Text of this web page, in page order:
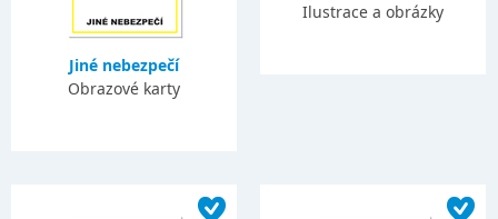
Jiné nebezpečí
Obrazové karty
Ilustrace a obrázky